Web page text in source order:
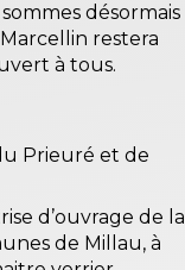
désormais
restera
à tous.
Prieuré et de
d’ouvrage de la
de Millau, à